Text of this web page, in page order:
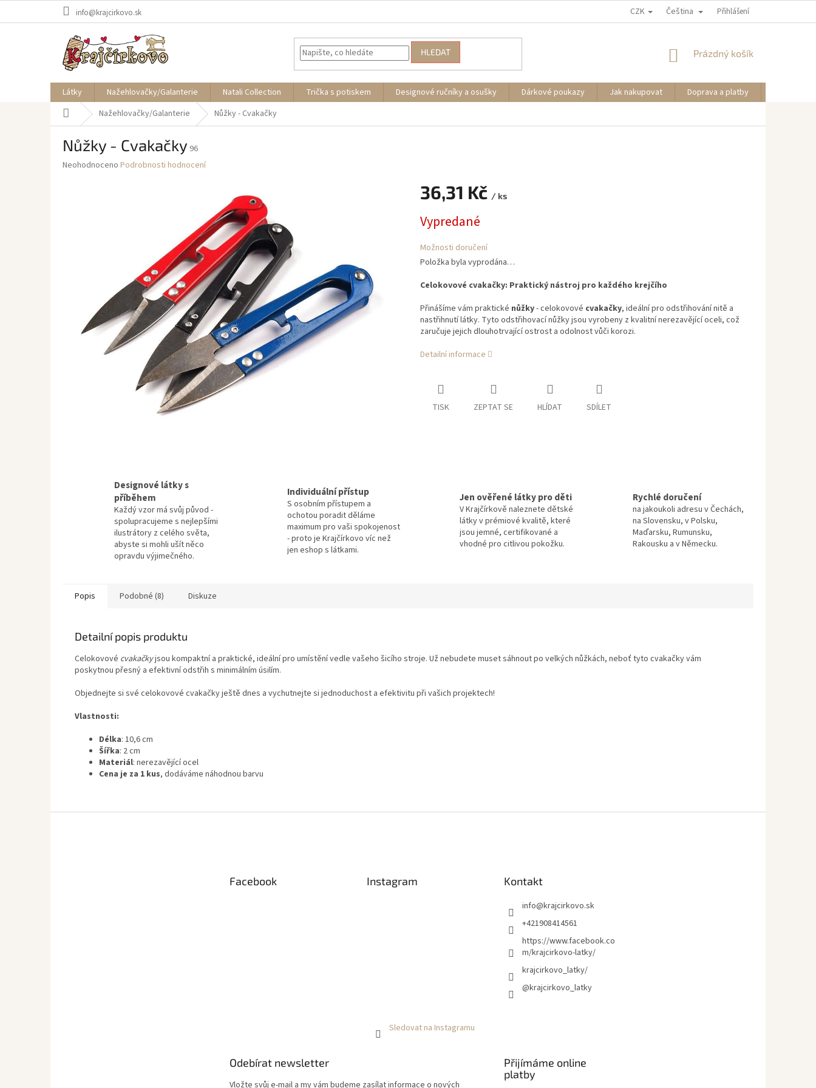
info@krajcirkovo.sk CZK Čeština Přihlášení
HLEDAT
NÁKUPNÍ
Prázdný košík
Látky Nažehlovačky/Galanterie Natali Collection Trička s potiskem Designové ručníky a osušky Dárkové poukazy Jak nakupovat Doprava a platby
Domů Nažehlovačky/Galanterie Nůžky - Cvakačky
Nůžky - Cvakačky 96
Průměrné
Neohodnoceno Podrobnosti hodnocení
36,31 Kč / ks
cena:
Vypredané
Možnosti doručení
Položka byla vyprodána…
Celokovové cvakačky: Praktický nástroj pro každého krejčího
Přinášíme vám praktické nůžky- celokovové cvakačky, ideální pro odstřihování nitě a
nastřihnutí látky. Tyto odstřihovací nůžky jsou vyrobeny z kvalitní nerezavějící oceli, což
zaručuje jejich dlouhotrvající ostrost a odolnost vůči korozi.
Detailní informace
TISK ZEPTAT SE HLÍDAT SDÍLET
Designové látky s
příběhem
Každý vzor má svůj původ -
spolupracujeme s nejlepšími
ilustrátory z celého světa,
abyste si mohli ušít něco
opravdu výjimečného.
Individuální přístup
S osobním přístupem a
ochotou poradit děláme
maximum pro vaši spokojenost
- proto je Krajčírkovo víc než
jen eshop s látkami.
Jen ověřené látky pro děti
V Krajčírkově naleznete dětské
látky v prémiové kvalitě, které
jsou jemné, certifikované a
vhodné pro citlivou pokožku.
Rychlé doručení
na jakoukoli adresu v Čechách,
na Slovensku, v Polsku,
Maďarsku, Rumunsku,
Rakousku a v Německu.
Popis Podobné (8) Diskuze
Detailní popis produktu
Celokovové cvakačkyjsou kompaktní a praktické, ideální pro umístění vedle vašeho šicího stroje. Už nebudete muset sáhnout po velkých nůžkách, neboť tyto cvakačky vám
poskytnou přesný a efektivní odstřih s minimálním úsilím.
Objednejte si své celokovové cvakačky ještě dnes a vychutnejte si jednoduchost a efektivitu při vašich projektech!
Vlastnosti:
Délka: 10,6 cm
Šířka: 2 cm
Materiál: nerezavějící ocel
Cena je za 1 kus, dodáváme náhodnou barvu
Facebook Instagram
Sledovat na Instagramu
Kontakt
info@krajcirkovo.sk
+421908414561
https://www.facebook.co
m/krajcirkovo-latky/
krajcirkovo_latky/
@krajcirkovo_latky
Odebírat newsletter
Vložte svůj e-mail a my vám budeme zasílat informace o nových
Přijímáme online
platby